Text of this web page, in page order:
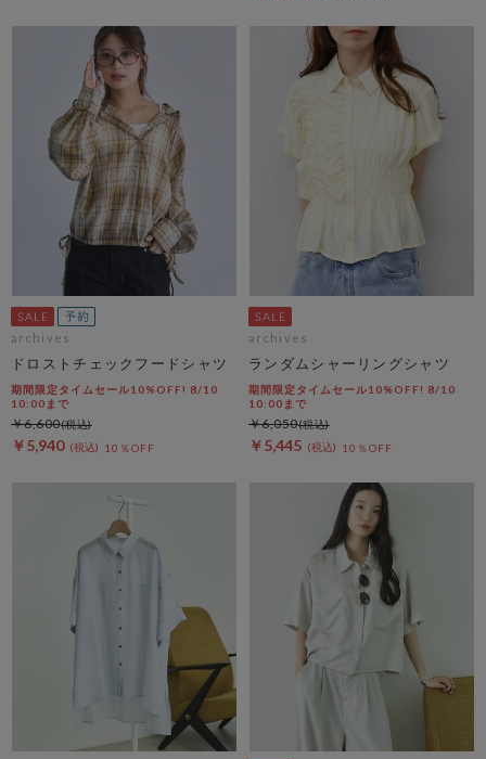
archives
ドロストチェックフードシャツ
期間限定タイムセール10%OFF! 8/10
10:00まで
￥5,940 10％OFF
￥6,600
archives
ランダムシャーリングシャツ
期間限定タイムセール10%OFF! 8/10
10:00まで
￥5,445 10％OFF
￥6,050